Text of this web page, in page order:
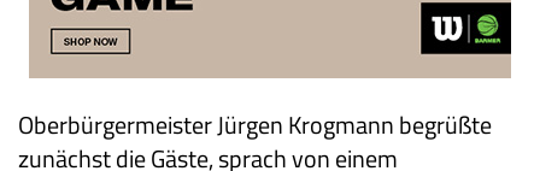
Oberbürgermeister Jürgen Krogmann begrüßte
zunächst die Gäste, sprach von einem